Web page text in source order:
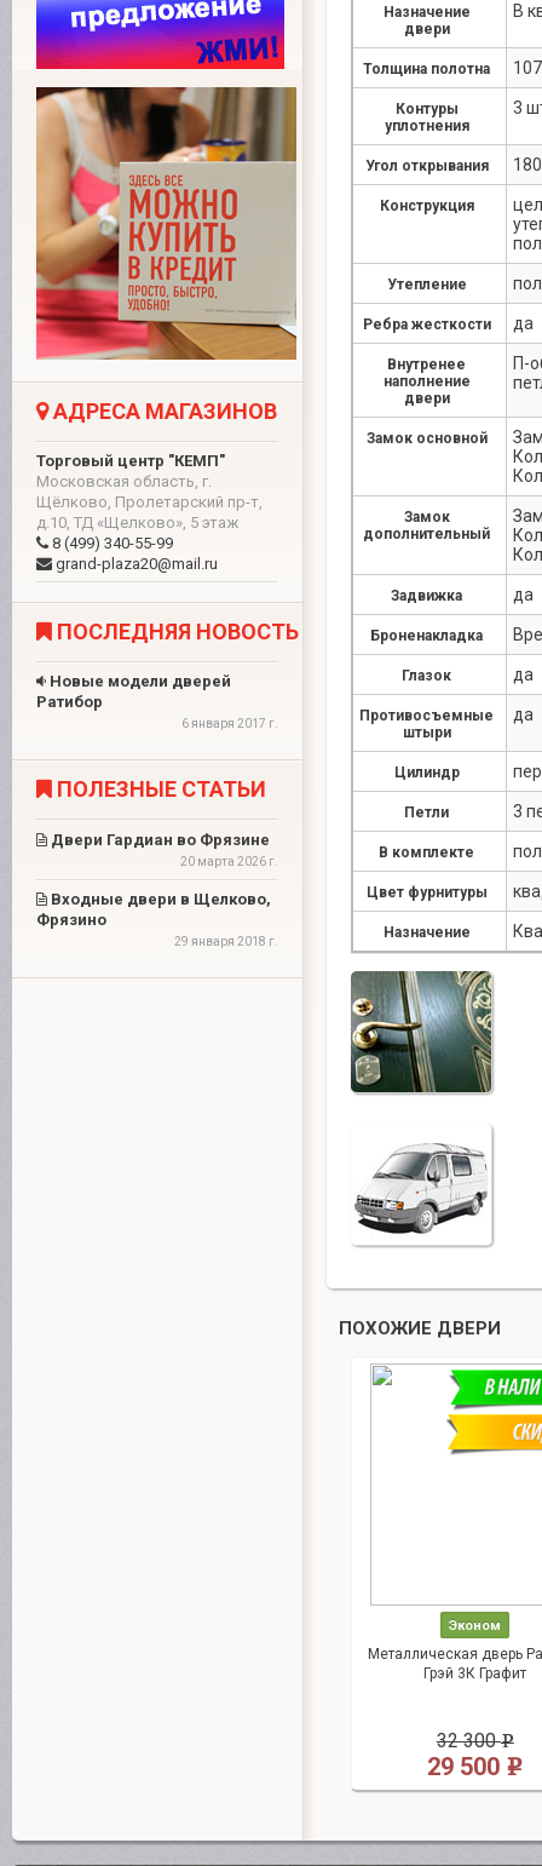
АДРЕСА МАГАЗИНОВ
Торговый центр "КЕМП"
Московская область, г.
Щёлково, Пролетарский пр-т,
д.10, ТД «Щелково», 5 этаж
8 (499) 340-55-99
grand-plaza20@mail.ru
ПОСЛЕДНЯЯ НОВОСТЬ
Новые модели дверей
Ратибор
6 января 2017 г.
ПОЛЕЗНЫЕ СТАТЬИ
Двери Гардиан во Фрязине
20 марта 2026 г.
Входные двери в Щелково,
Фрязино
29 января 2018 г.
Назначение
двери
В
Толщина полотна
Контуры
уплотнения
3
Угол открывания
Конструкция
Утепление
Ребра жесткости да
Внутренее
наполнение
двери
П-
Замок основной
Замок
дополнительный
Задвижка да
Броненакладка
Глазок да
Противосъемные
штыри
да
Цилиндр
Петли 3
В комплекте
Цвет фурнитуры
Назначение
ПОХОЖИЕ ДВЕРИ
Эконом
Металлическая дверь
Грэй 3К Графит
32 300e
29 500 e